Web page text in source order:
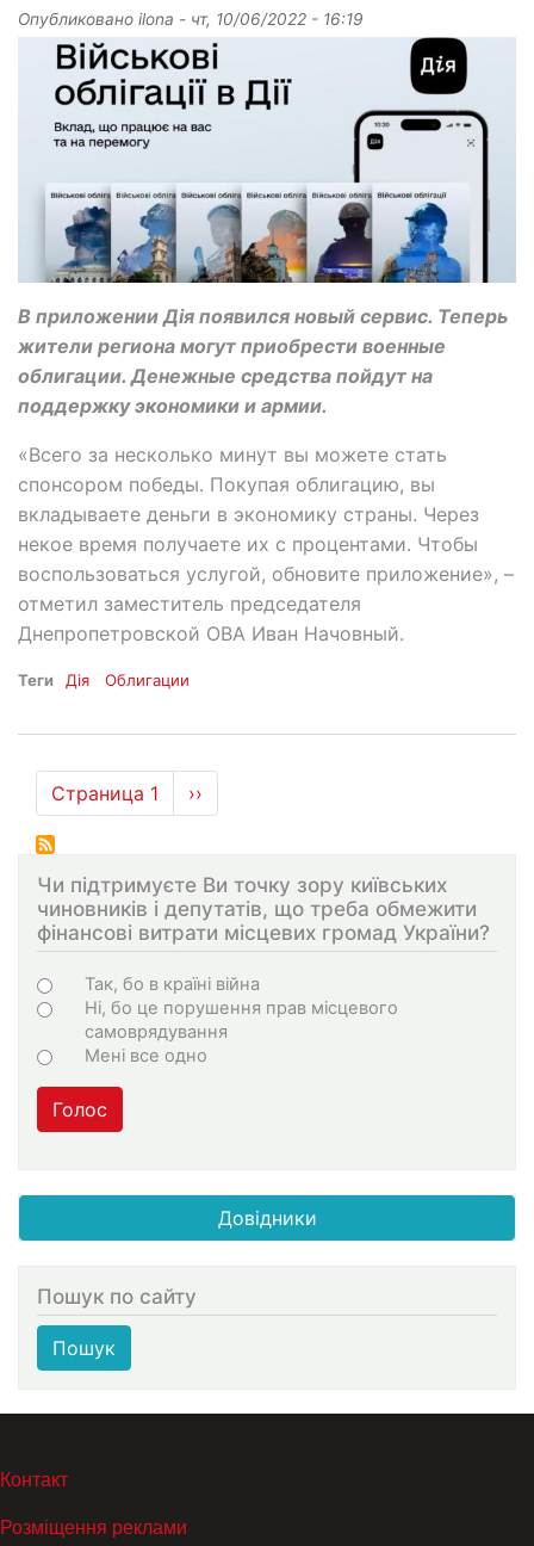
Опубликовано ilona - чт, 10/06/2022 - 16:19
В приложении Дія появился новый сервис. Теперь
жители региона могут приобрести военные
облигации. Денежные средства пойдут на
поддержку экономики и армии.
«Всего за несколько минут вы можете стать
спонсором победы. Покупая облигацию, вы
вкладываете деньги в экономику страны. Через
некое время получаете их с процентами. Чтобы
воспользоваться услугой, обновите приложение», –
отметил заместитель председателя
Днепропетровской ОВА Иван Начовный.
Теги Дія Облигации
Нумерация
страниц
Страница 1
Следующая
страница
››
Чи підтримуєте Ви точку зору київських
чиновників і депутатів, що треба обмежити
фінансові витрати місцевих громад України?
Choices
Так, бо в країні війна
Ні, бо це порушення прав місцевого
самоврядування
Мені все одно
Голос
Довідники
Пошук по сайту
Пошук
МЕНЮ В ПОДВАЛЕ
Контакт
Розміщення реклами